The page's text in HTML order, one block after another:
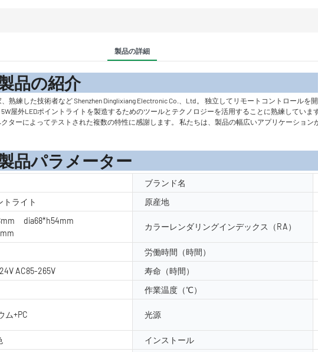
製品の詳細
紹介
練した技術者など Shenzhen Dinglixiang Electronic Co.、Ltd。 独立してリモートコントロールを
屋外LEDポイントライトを製造するためのツールとテクノロジーを活用することに熟練していま
ターによってテストされた複数の特性に感謝します。 私たちは、製品の幅広いアプリケーショ
ター
ブランド名
トライト
原産地
dia68*h54mm
カラーレンダリングインデックス（RA）
労働時間（時間）
AC85-265V
寿命（時間）
作業温度（℃）
ム+PC 光源
インストール